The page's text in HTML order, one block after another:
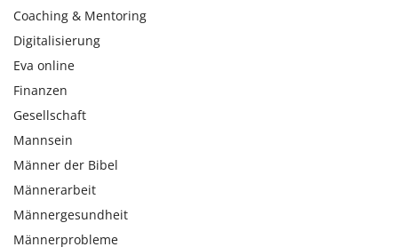
Coaching & Mentoring
Digitalisierung
Eva online
Finanzen
Gesellschaft
Mannsein
Männer der Bibel
Männerarbeit
Männergesundheit
Männerprobleme